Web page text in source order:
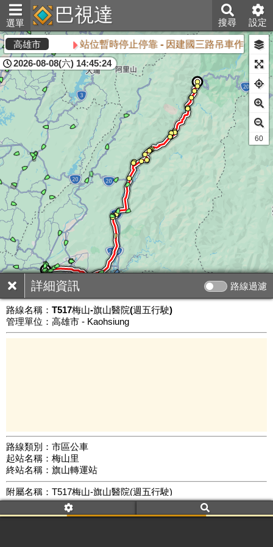
選單 巴視達 搜尋 設定
詳細資訊 路線過濾
路線名稱： T517梅山-旗山醫院(週五行駛)
管理單位：高雄市 - Kaohsiung
路線類別：市區公車
起站名稱：梅山里
終站名稱：旗山轉運站
附屬名稱：T517梅山-旗山醫院(週五行駛)
車頭描述：旗山轉運站
梅山里
高雄市 站位暫時停止停靠 - 因建國三路吊車作業封
2026-08-08(六) 14:45:24
公車數量: 累計6411、上線5419
61
Leaflet |©Google Map